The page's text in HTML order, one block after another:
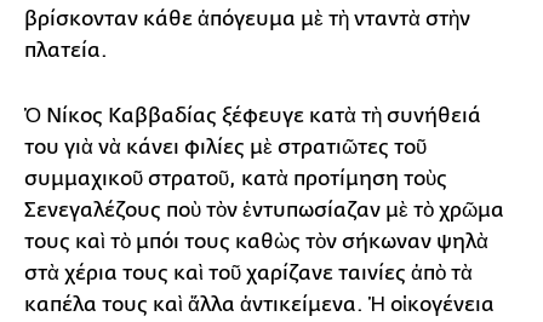
βρίσκονταν κάθε ἀπόγευμα μὲ τὴ νταντὰ στὴν
πλατεία.
Ὁ Νίκος Καββαδίας ξέφευγε κατὰ τὴ συνήθειά
του γιὰ νὰ κάνει φιλίες μὲ στρατιῶτες τοῦ
συμμαχικοῦ στρατοῦ, κατὰ προτίμηση τοὺς
Σενεγαλέζους ποὺ τὸν ἐντυπωσίαζαν μὲ τὸ χρῶμα
τους καὶ τὸ μπόι τους καθὼς τὸν σήκωναν ψηλὰ
στὰ χέρια τους καὶ τοῦ χαρίζανε ταινίες ἀπὸ τὰ
καπέλα τους καὶ ἄλλα ἀντικείμενα. Ἡ οἰκογένεια